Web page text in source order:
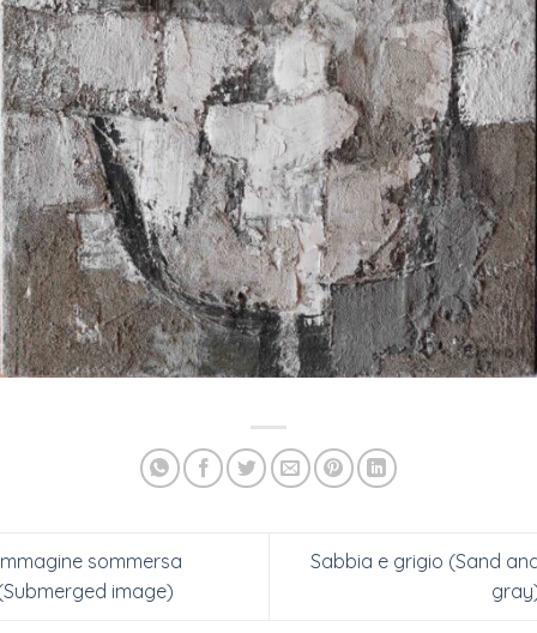
sommersa
image)
Sabbia e grigio (Sand